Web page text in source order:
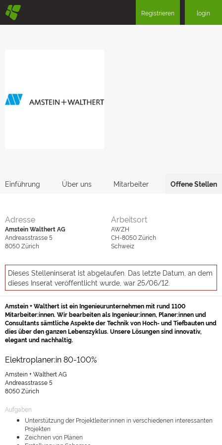
§ Registrieren login
Einführung Über uns Mitarbeiter Offene Stellen
Adresse
Amstein Walthert AG
Andreasstrasse 5
8050Zürich
Arbeitsort
AWZH
CH-8050Zürich
Schweiz
Dieses Stelleninserat ist abgelaufen. Das letzte Datum, an dem
dieses Inserat veröffentlicht wurde, war 25/06/12.
Amstein + Walthert ist ein Ingenieurunternehmen mit rund 1100
Mitarbeiter:innen. Wir bearbeiten als Ingenieur:innen, Planer:innen und
Consultants sämtliche Aspekte der Technik von Hoch- und Tiefbauten und
dies über den ganzen Lebenszyklus. Unsere Lösungen sind innovativ,
elegant und nachhaltig.
Elektroplaner:in 80-100%
Amstein + Walthert AG
Andreasstrasse 5
8050 Zürich
Aufgaben
Unterstützung der Projektleiter:innen in verschiedenen interessanten
Projekten
Zeichnen von Plänen